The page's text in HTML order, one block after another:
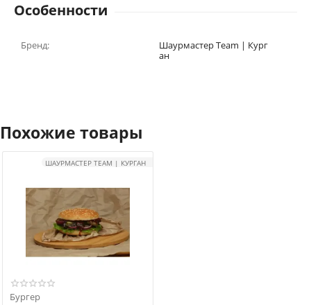
Особенности
Бренд:
Шаурмастер Team | Кург
ан
Похожие товары
ШАУРМАСТЕР TEAM | КУРГАН
Бургер